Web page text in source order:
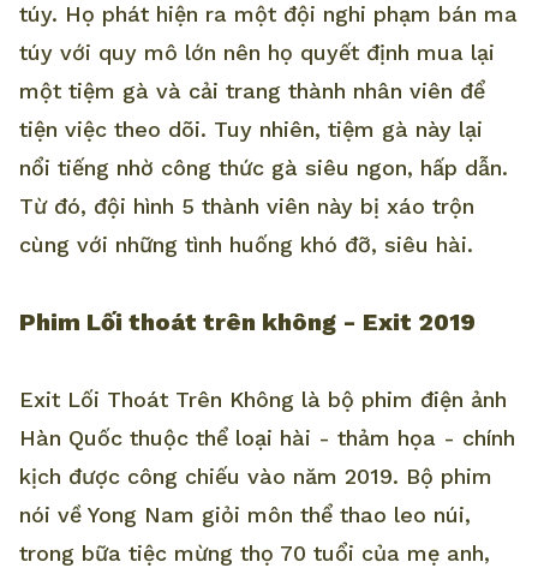
túy. Họ phát hiện ra một đội nghi phạm bán ma
túy với quy mô lớn nên họ quyết định mua lại
một tiệm gà và cải trang thành nhân viên để
tiện việc theo dõi. Tuy nhiên, tiệm gà này lại
nổi tiếng nhờ công thức gà siêu ngon, hấp dẫn.
Từ đó, đội hình 5 thành viên này bị xáo trộn
cùng với những tình huống khó đỡ, siêu hài.
Phim Lối thoát trên không - Exit 2019
Exit Lối Thoát Trên Không là bộ phim điện ảnh
Hàn Quốc thuộc thể loại hài - thảm họa - chính
kịch được công chiếu vào năm 2019. Bộ phim
nói về Yong Nam giỏi môn thể thao leo núi,
trong bữa tiệc mừng thọ 70 tuổi của mẹ anh,